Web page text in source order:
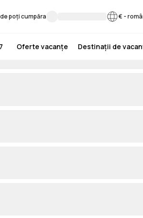
poți cumpăra € -
Oferte vacanțe Destinații de